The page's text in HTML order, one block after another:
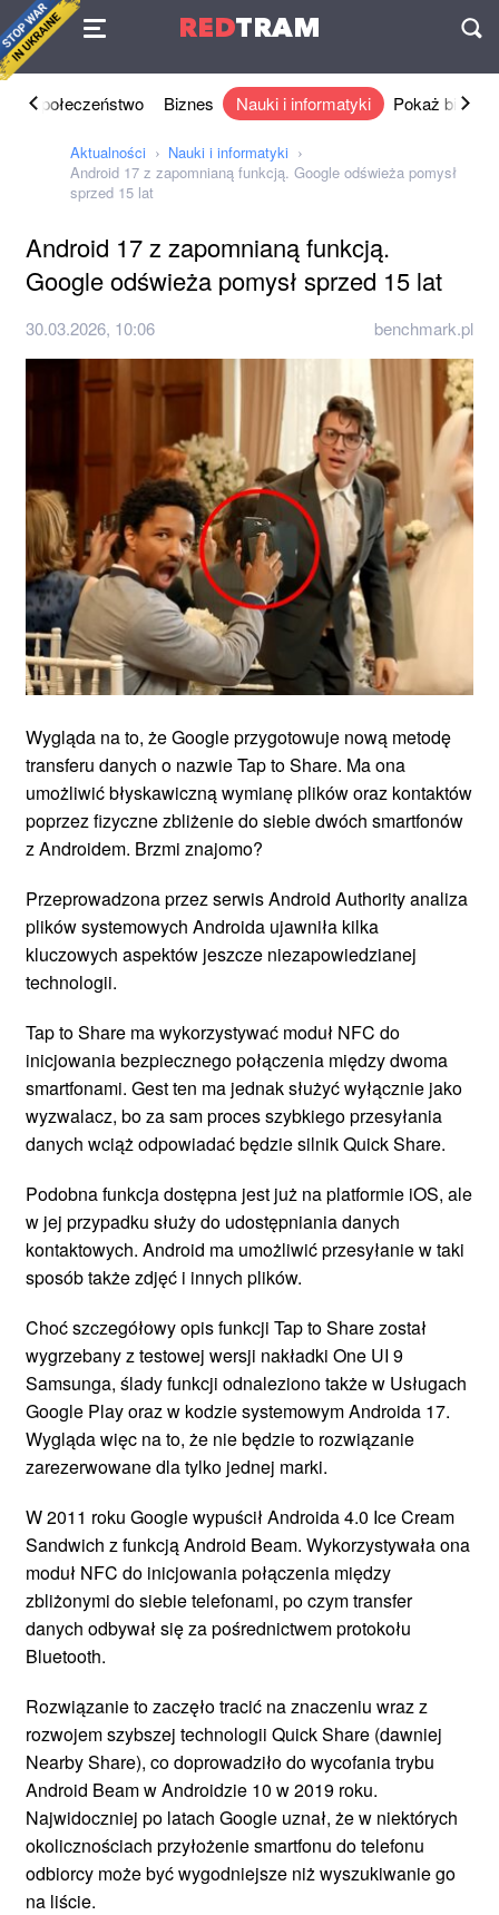
REDTRAM
Umowa
Społeczeństwo Biznes Nauki i informatyki Pokaż biznes
Aktualności
Nauki i informatyki
Android 17 z zapomnianą funkcją. Google odświeża pomysł
sprzed 15 lat
Android 17 z zapomnianą funkcją.
Google odświeża pomysł sprzed 15 lat
30.03.2026, 10:06 benchmark.pl
Wygląda na to, że Google przygotowuje nową metodę
transferu danych o nazwie Tap to Share. Ma ona
umożliwić błyskawiczną wymianę plików oraz kontaktów
poprzez fizyczne zbliżenie do siebie dwóch smartfonów
z Androidem. Brzmi znajomo?
Przeprowadzona przez serwis Android Authority analiza
plików systemowych Androida ujawniła kilka
kluczowych aspektów jeszcze niezapowiedzianej
technologii.
Tap to Share ma wykorzystywać moduł NFC do
inicjowania bezpiecznego połączenia między dwoma
smartfonami. Gest ten ma jednak służyć wyłącznie jako
wyzwalacz, bo za sam proces szybkiego przesyłania
danych wciąż odpowiadać będzie silnik Quick Share.
Podobna funkcja dostępna jest już na platformie iOS, ale
w jej przypadku służy do udostępniania danych
kontaktowych. Android ma umożliwić przesyłanie w taki
sposób także zdjęć i innych plików.
Choć szczegółowy opis funkcji Tap to Share został
wygrzebany z testowej wersji nakładki One UI 9
Samsunga, ślady funkcji odnaleziono także w Usługach
Google Play oraz w kodzie systemowym Androida 17.
Wygląda więc na to, że nie będzie to rozwiązanie
zarezerwowane dla tylko jednej marki.
W 2011 roku Google wypuścił Androida 4.0 Ice Cream
Sandwich z funkcją Android Beam. Wykorzystywała ona
moduł NFC do inicjowania połączenia między
zbliżonymi do siebie telefonami, po czym transfer
danych odbywał się za pośrednictwem protokołu
Bluetooth.
Rozwiązanie to zaczęło tracić na znaczeniu wraz z
rozwojem szybszej technologii Quick Share (dawniej
Nearby Share), co doprowadziło do wycofania trybu
Android Beam w Androidzie 10 w 2019 roku.
Najwidoczniej po latach Google uznał, że w niektórych
okolicznościach przyłożenie smartfonu do telefonu
odbiorcy może być wygodniejsze niż wyszukiwanie go
na liście.